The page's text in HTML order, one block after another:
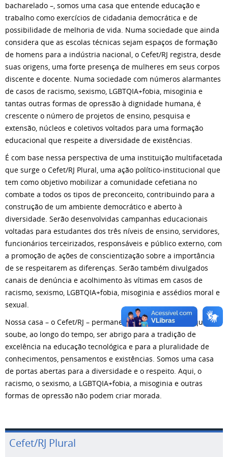
bacharelado –, somos uma casa que entende educação e
trabalho como exercícios de cidadania democrática e de
possibilidade de melhoria de vida. Numa sociedade que ainda
considera que as escolas técnicas sejam espaços de formação
de homens para a indústria nacional, o Cefet/RJ registra, desde
suas origens, uma forte presença de mulheres em seus corpos
discente e docente. Numa sociedade com números alarmantes
de casos de racismo, sexismo, LGBTQIA+fobia, misoginia e
tantas outras formas de opressão à dignidade humana, é
crescente o número de projetos de ensino, pesquisa e
extensão, núcleos e coletivos voltados para uma formação
educacional que respeite a diversidade de existências.
É com base nessa perspectiva de uma instituição multifacetada
que surge o Cefet/RJ Plural, uma ação político-institucional que
tem como objetivo mobilizar a comunidade cefetiana no
combate a todos os tipos de preconceito, contribuindo para a
construção de um ambiente democrático e aberto à
diversidade. Serão desenvolvidas campanhas educacionais
voltadas para estudantes dos três níveis de ensino, servidores,
funcionários terceirizados, responsáveis e público externo, com
a promoção de ações de conscientização sobre a importância
de se respeitarem as diferenças. Serão também divulgados
canais de denúncia e acolhimento às vítimas em casos de
racismo, sexismo, LGBTQIA+fobia, misoginia e assédios moral e
sexual.
Nossa casa – o Cefet/RJ – permanece viva e atuante porque
soube, ao longo do tempo, ser abrigo para a tradição de
excelência na educação tecnológica e para a pluralidade de
conhecimentos, pensamentos e existências. Somos uma casa
de portas abertas para a diversidade e o respeito. Aqui, o
racismo, o sexismo, a LGBTQIA+fobia, a misoginia e outras
formas de opressão não podem criar morada.
Cefet/RJ Plural